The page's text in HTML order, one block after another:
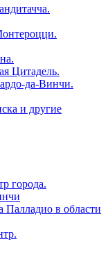
Цитадель.
да-Винчи.
и другие
города.
Палладио в области